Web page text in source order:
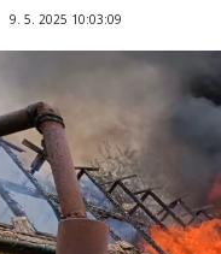
9. 5. 2025 10:03:09